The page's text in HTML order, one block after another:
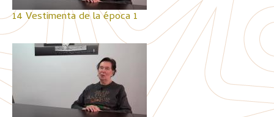
14 Vestimenta de la época 1